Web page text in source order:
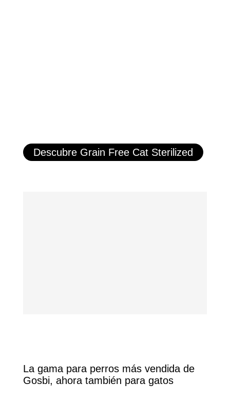
Descubre Grain Free Cat Sterilized
La gama para perros más vendida de
Gosbi, ahora también para gatos